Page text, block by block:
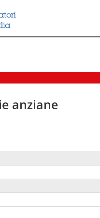
anziane